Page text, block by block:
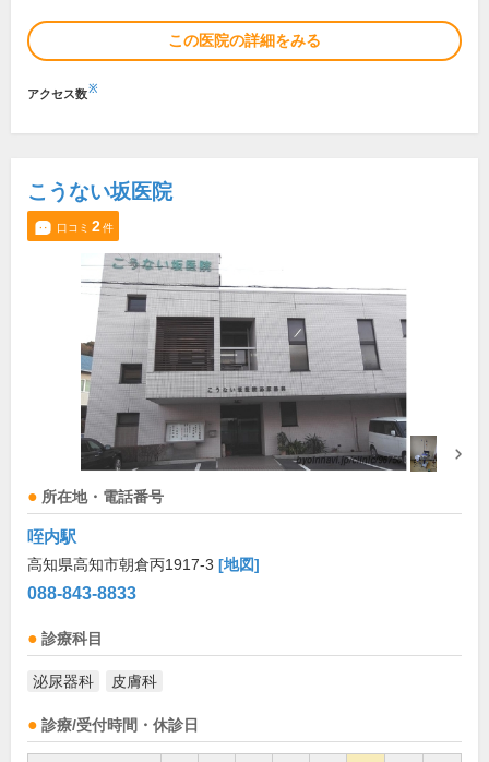
この医院の詳細をみる
アクセス数※
こうない坂医院
口コミ 2件
所在地・電話番号
咥内駅
高知県高知市朝倉丙1917-3 [地図]
088-843-8833
診療科目
泌尿器科 皮膚科
診療/受付時間・休診日